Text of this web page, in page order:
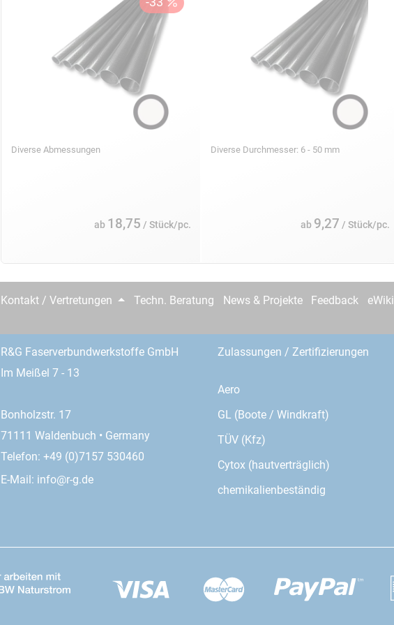
Diverse Abmessungen
ab 18,75 / Stück/pc.
Diverse Durchmesser: 6 - 50 mm
ab 9,27 / Stück/pc.
Kontakt / Vertretungen Techn. Beratung News & Projekte Feedback eWiki
R&G Faserverbundwerkstoffe GmbH
Im Meißel 7 - 13
Bonholzstr. 17
71111 Waldenbuch • Germany
Telefon: +49 (0)7157 530460
E-Mail: info@r-g.de
Zulassungen / Zertifizierungen
Aero
GL (Boote / Windkraft)
TÜV (Kfz)
Cytox (hautverträglich)
chemikalienbeständig